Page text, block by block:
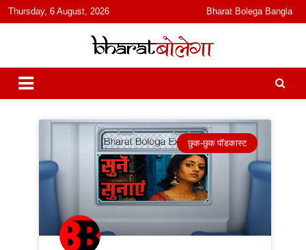
content
Thursday, 6 August, 2026 Bharat Bolega Bangla
भारत बोलेगा
हिंदी में समाचार, विचार, ऑडियो, वीडियो और फ़ीचर. भारत बोलेगा हिंदी न्यूज़ वेबसाइट
India: News, Views, Info, Trends & Podcast I जानकारी भी समझदारी भी
और पॉडकास्ट
छुक-छुक पॉडकास्ट